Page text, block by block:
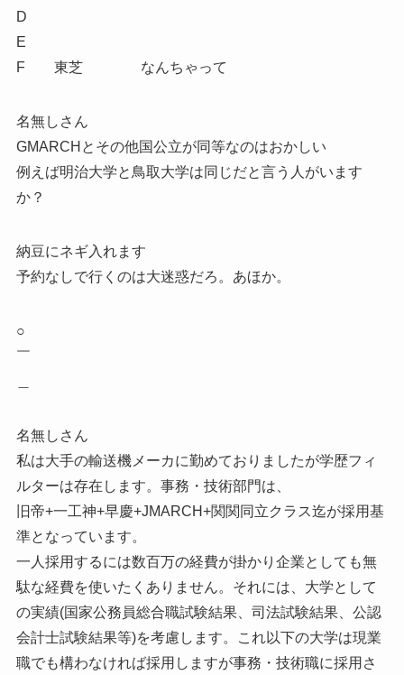
D
E
F 東芝 なんちゃって
名無しさん
GMARCHとその他国公立が同等なのはおかしい
例えば明治大学と鳥取大学は同じだと言う人がいます
か？
納豆にネギ入れます
予約なしで行くのは大迷惑だろ。あほか。
○
￣
名無しさん
私は大手の輸送機メーカに勤めておりましたが学歴フィ
ルターは存在します。事務・技術部門は、
旧帝+一工神+早慶+JMARCH+関関同立クラス迄が採用基
準となっています。
一人採用するには数百万の経費が掛かり企業としても無
駄な経費を使いたくありません。それには、大学として
の実績(国家公務員総合職試験結果、司法試験結果、公認
会計士試験結果等)を考慮します。これ以下の大学は現業
職でも構わなければ採用しますが事務・技術職に採用さ